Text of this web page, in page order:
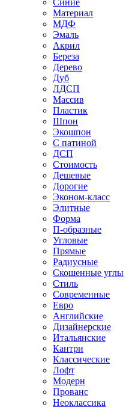
Синие
Материал
МДФ
Эмаль
Акрил
Береза
Дерево
Дуб
ЛДСП
Массив
Пластик
Шпон
Экошпон
С патиной
ДСП
Стоимость
Дешевые
Дорогие
Эконом-класс
Элитные
Форма
П-образные
Угловые
Прямые
Радиусные
Скошенные углы
Стиль
Современные
Евро
Английские
Дизайнерские
Итальянские
Кантри
Классические
Лофт
Модерн
Прованс
Неоклассика